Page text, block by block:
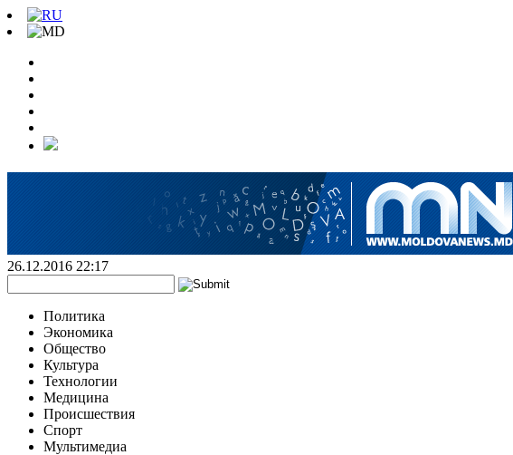
26.12.2016 22:17
Политика
Экономика
Общество
Культура
Технологии
Медицина
Происшествия
Спорт
Мультимедиа